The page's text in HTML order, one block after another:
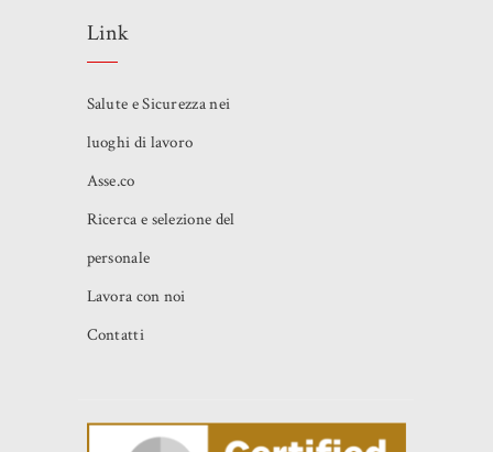
Link
Salute e Sicurezza nei
luoghi di lavoro
Asse.co
Ricerca e selezione del
personale
Lavora con noi
Contatti